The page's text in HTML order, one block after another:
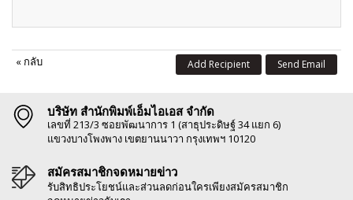
« กลับ Send Email
Add Recipient
บริษัท สำนักพิมพ์เอ็มไอเอส จำกัด
เลขที่ 213/3 ซอยพัฒนาการ 1 (สาธุประดิษฐ์ 34 แยก 6)
แขวงบางโพงพาง เขตยานนาวา กรุงเทพฯ 10120
สมัครสมาชิกจดหมายข่าว
รับสิทธิประโยชน์และส่วนลดก่อนใครเพียงสมัครสมาชิก